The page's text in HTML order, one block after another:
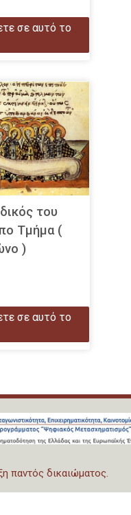
σε αυτό το
του
Τμήμα (
)
σε αυτό το
παντός δικαιώματος.